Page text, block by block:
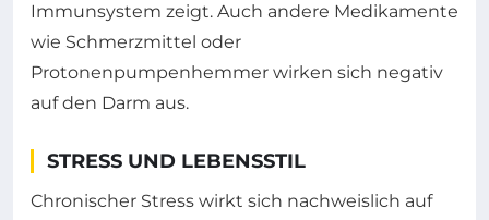
Immunsystem zeigt. Auch andere Medikamente
wie Schmerzmittel oder
Protonenpumpenhemmer wirken sich negativ
auf den Darm aus.
STRESS UND LEBENSSTIL
Chronischer Stress wirkt sich nachweislich auf